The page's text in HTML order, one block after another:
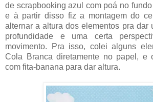
de scrapbooking azul com poá no
e à partir disso fiz a montagem do
alternar a altura dos elementos pra dar
profundidade e uma certa
movimento. Pra isso, colei alguns
Cola Branca diretamente no papel, e
com fita-banana para dar altura.